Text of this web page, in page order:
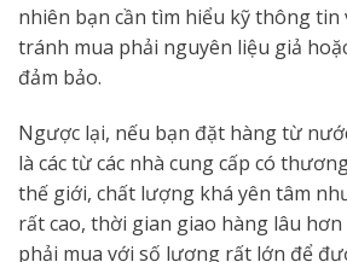
nhiên bạn cần tìm hiểu kỹ thông tin
tránh mua phải nguyên liệu giả
đảm bảo.
Ngược lại, nếu bạn đặt hàng từ
là các từ các nhà cung cấp có
thế giới, chất lượng khá yên tâm
rất cao, thời gian giao hàng lâu
phải mua với số lượng rất lớn để